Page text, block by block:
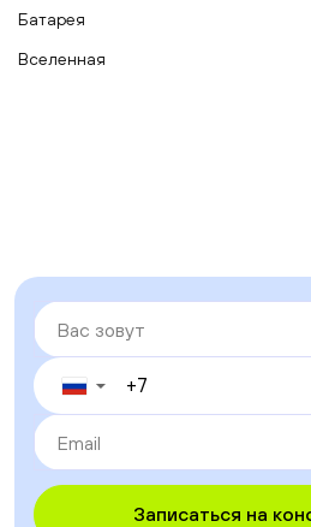
Батарея
Вселенная
▼
Записаться на